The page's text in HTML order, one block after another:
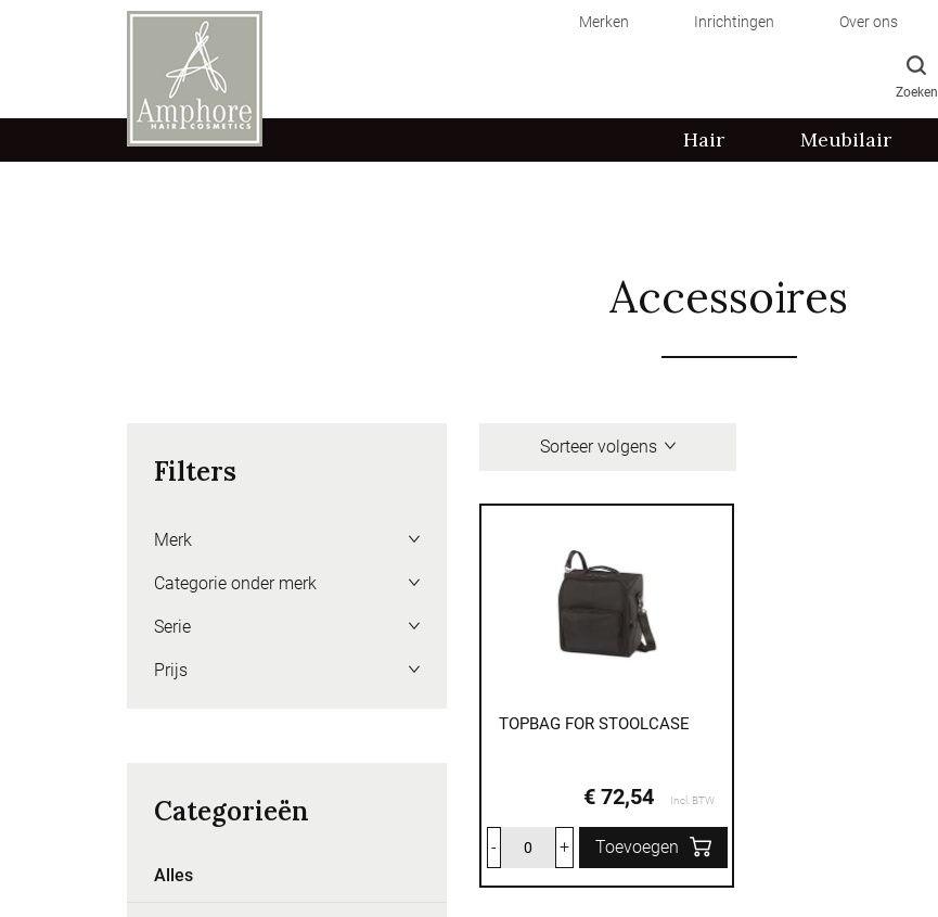
Merken Inrichtingen Over ons
Zoeken
Hair Meubilair
Accessoires
Filters
Merk
Categorie onder merk
Serie
Prijs
Categorieën
Alles
Sorteer volgens
TOPBAG FOR STOOLCASE
€ 72,54 Incl. BTW
- + Toevoegen